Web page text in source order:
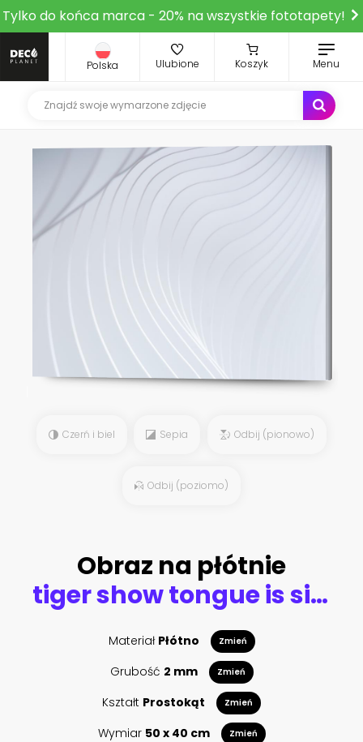
Tylko do końca marca - 20% na wszystkie fototapety!
Polska Ulubione Koszyk Menu
Czerń i biel Sepia Odbij (pionowo)
Odbij (poziomo)
Obraz na płótnie
tiger show tongue is sit down
Materiał Płótno Zmień
Grubość 2 mm Zmień
Kształt Prostokąt Zmień
Wymiar 50 x 40 cm Zmień